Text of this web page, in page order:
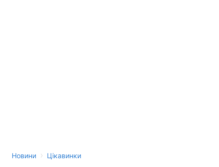
Новини › Цікавинки